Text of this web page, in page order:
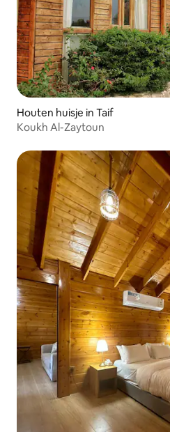
Houten huisje in Taif
Koukh Al-Zaytoun